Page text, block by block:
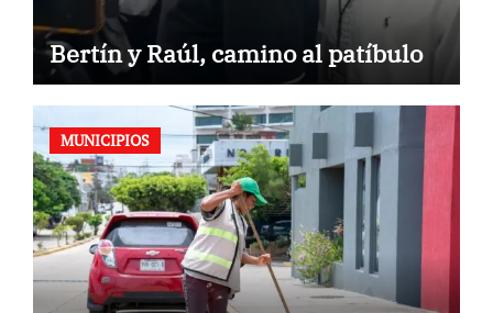
Bertín y Raúl, camino al patíbulo
MUNICIPIOS